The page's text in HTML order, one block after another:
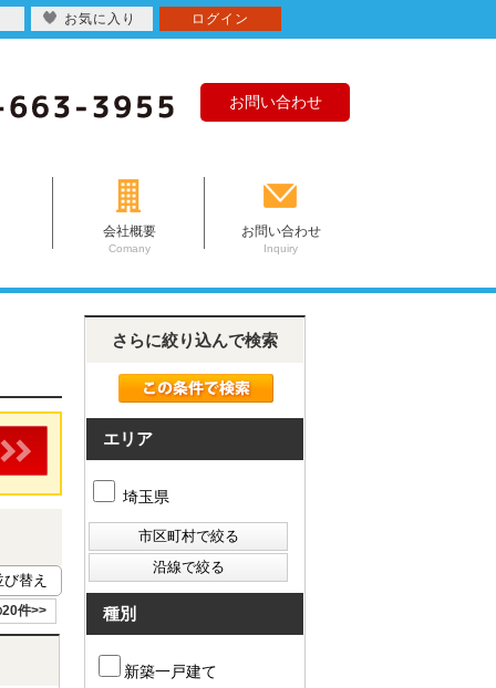
お問い合わせ
会社概要
Comany
お問い合わせ
Inquiry
件>>
さらに絞り込んで検索
エリア
埼玉県
種別
新築一戸建て
お気に入り ログイン